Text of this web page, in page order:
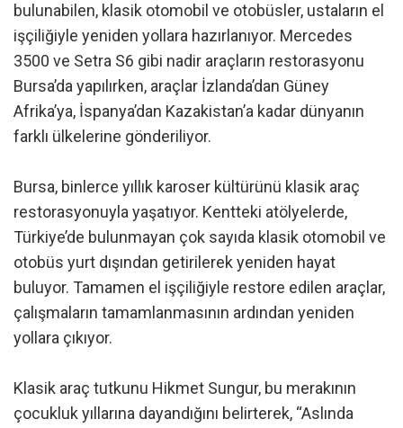
bulunabilen, klasik otomobil ve otobüsler, ustaların el
işçiliğiyle yeniden yollara hazırlanıyor. Mercedes
3500 ve Setra S6 gibi nadir araçların restorasyonu
Bursa’da yapılırken, araçlar İzlanda’dan Güney
Afrika’ya, İspanya’dan Kazakistan’a kadar dünyanın
farklı ülkelerine gönderiliyor.
Bursa, binlerce yıllık karoser kültürünü klasik araç
restorasyonuyla yaşatıyor. Kentteki atölyelerde,
Türkiye’de bulunmayan çok sayıda klasik otomobil ve
otobüs yurt dışından getirilerek yeniden hayat
buluyor. Tamamen el işçiliğiyle restore edilen araçlar,
çalışmaların tamamlanmasının ardından yeniden
yollara çıkıyor.
Klasik araç tutkunu Hikmet Sungur, bu merakının
çocukluk yıllarına dayandığını belirterek, “Aslında